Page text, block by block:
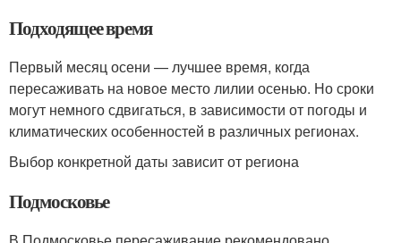
Подходящее время
Первый месяц осени — лучшее время, когда
пересаживать на новое место лилии осенью. Но сроки
могут немного сдвигаться, в зависимости от погоды и
климатических особенностей в различных регионах.
Выбор конкретной даты зависит от региона
Подмосковье